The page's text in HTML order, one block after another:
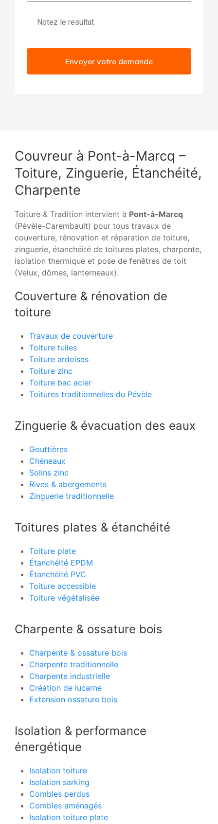
Envoyer votre demande
Couvreur à Pont-à-Marcq –
Toiture, Zinguerie, Étanchéité,
Charpente
Toiture & Tradition intervient à Pont-à-Marcq
(Pévèle-Carembault) pour tous travaux de
couverture, rénovation et réparation de toiture,
zinguerie, étanchéité de toitures plates, charpente,
isolation thermique et pose de fenêtres de toit
(Velux, dômes, lanterneaux).
Couverture & rénovation de
toiture
Travaux de couverture
Toiture tuiles
Toiture ardoises
Toiture zinc
Toiture bac acier
Toitures traditionnelles du Pévèle
Zinguerie & évacuation des eaux
Gouttières
Chéneaux
Solins zinc
Rives & abergements
Zinguerie traditionnelle
Toitures plates & étanchéité
Toiture plate
Étanchéité EPDM
Étanchéité PVC
Toiture accessible
Toiture végétalisée
Charpente & ossature bois
Charpente & ossature bois
Charpente traditionnelle
Charpente industrielle
Création de lucarne
Extension ossature bois
Isolation & performance
énergétique
Isolation toiture
Isolation sarking
Combles perdus
Combles aménagés
Isolation toiture plate